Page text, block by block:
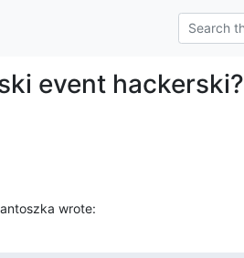
event hackerski?
wrote: